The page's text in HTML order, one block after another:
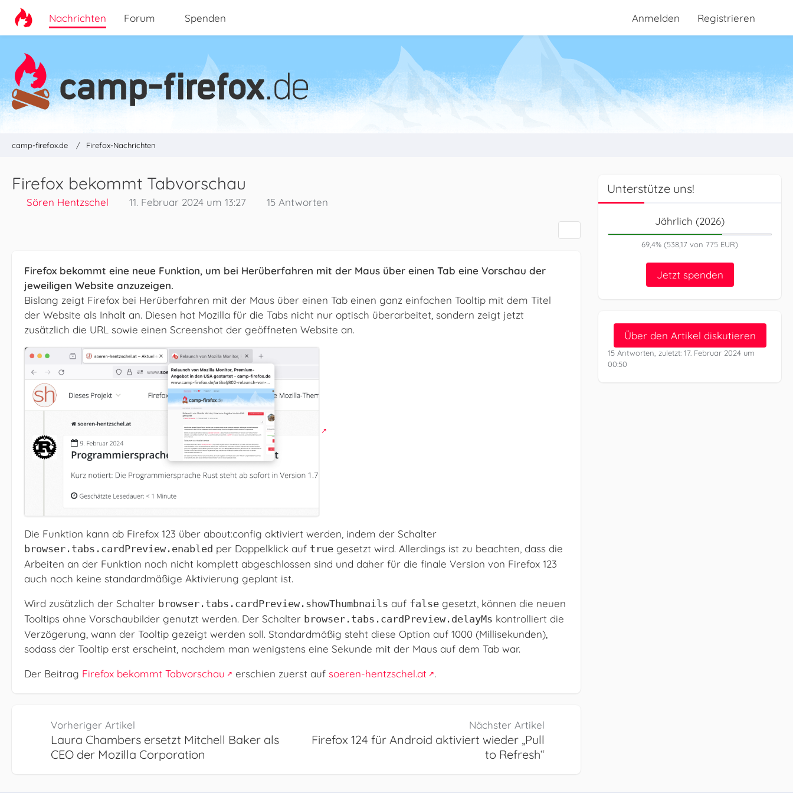
Nachrichten Forum Spenden Anmelden Registrieren
camp-firefox.de Firefox-Nachrichten
Firefox bekommt Tabvorschau
Sören Hentzschel 11. Februar 2024 um 13:27 15 Antworten
Firefox bekommt eine neue Funktion, um bei Herüberfahren mit der Maus über einen Tab eine Vorschau der
jeweiligen Website anzuzeigen.
Bislang zeigt Firefox bei Herüberfahren mit der Maus über einen Tab einen ganz einfachen Tooltip mit dem Titel
der Website als Inhalt an. Diesen hat Mozilla für die Tabs nicht nur optisch überarbeitet, sondern zeigt jetzt
zusätzlich die URL sowie einen Screenshot der geöffneten Website an.
Die Funktion kann ab Firefox 123 über about:config aktiviert werden, indem der Schalter
browser.tabs.cardPreview.enabled per Doppelklick auf true gesetzt wird. Allerdings ist zu beachten, dass die
Arbeiten an der Funktion noch nicht komplett abgeschlossen sind und daher für die finale Version von Firefox 123
auch noch keine standardmäßige Aktivierung geplant ist.
Wird zusätzlich der Schalter browser.tabs.cardPreview.showThumbnails auf false gesetzt, können die neuen
Tooltips ohne Vorschaubilder genutzt werden. Der Schalter browser.tabs.cardPreview.delayMs kontrolliert die
Verzögerung, wann der Tooltip gezeigt werden soll. Standardmäßig steht diese Option auf 1000 (Millisekunden),
sodass der Tooltip erst erscheint, nachdem man wenigstens eine Sekunde mit der Maus auf dem Tab war.
Der Beitrag Firefox bekommt Tabvorschau erschien zuerst auf soeren-hentzschel.at .
Vorheriger Artikel
Laura Chambers ersetzt Mitchell Baker als
CEO der Mozilla Corporation
Nächster Artikel
Firefox 124 für Android aktiviert wieder „Pull
to Refresh“
Unterstütze uns!
Jährlich (2026)
69,4% (538,17 von 775 EUR)
Jetzt spenden
Über den Artikel diskutieren
15 Antworten, zuletzt: 17. Februar 2024 um
00:50